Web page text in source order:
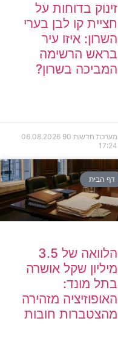
זינוק בדוחות על
חציית קו לבן בערי
השרון: איזו עיר
בראש הרשימה
המביכה בשרון?
מערכת חדשות 90
06.08.2026
17:24
דף הבית
הלוואה של 3.5
מיליון שקל אושרה
בתל מונד:
האופוזיציה מזהירה
מהצטברות חובות